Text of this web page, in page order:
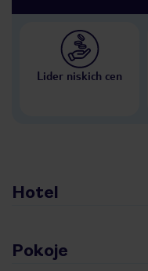
Lider niskich cen
Hotel
Pokoje